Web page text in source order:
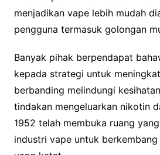
menjadikan vape lebih mudah
pengguna termasuk golongan
Banyak pihak berpendapat
kepada strategi untuk
berbanding melindungi
tindakan mengeluarkan nikotin
1952 telah membuka ruang
industri vape untuk